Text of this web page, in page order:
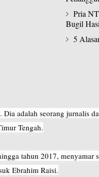
Pria
Bugil
5
Dia adalah seorang jurnalis
Tengah.
tahun 2017,
Ebrahim Raisi.